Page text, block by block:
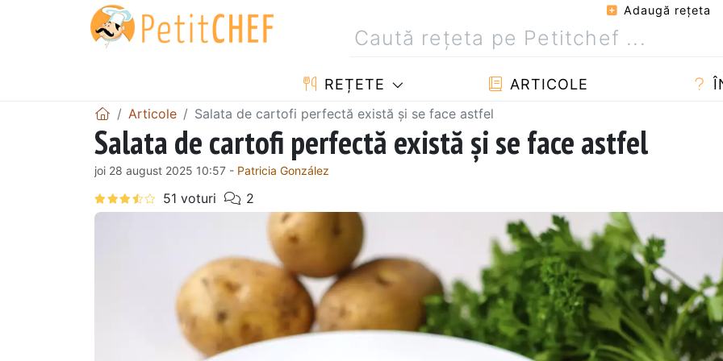
Adaugă reţeta
REȚETE ARTICOLE
Articole Salata de cartofi perfectă există și se face astfel
Salata de cartofi perfectă există și se face astfel
joi 28 august 2025 10:57 - Patricia González